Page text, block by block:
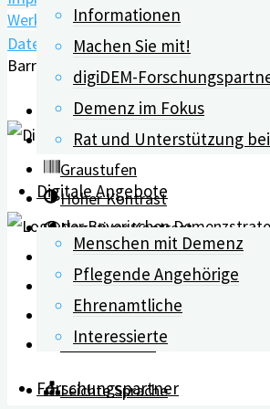
Informationen
Machen Sie mit!
digiDEM-
Demenz im Fokus
Rat und Unterstützung
Digitale Angebote
Menschen mit Demenz
Pflegende Angehörige
Ehrenamtliche
Interessierte
Forschungspartner
Datenschutz
Werkzeugleiste öffnen
Barrierefreiheit Werkzeuge
Text vergrößern
Text verkleinern
Graustufen
Hoher Kontrast
Negativer Kontrast
Heller Hintergrund
Links unterstreichen
Lesbarkeit erhöhen
Zurücksetzen
Leichte Sprache